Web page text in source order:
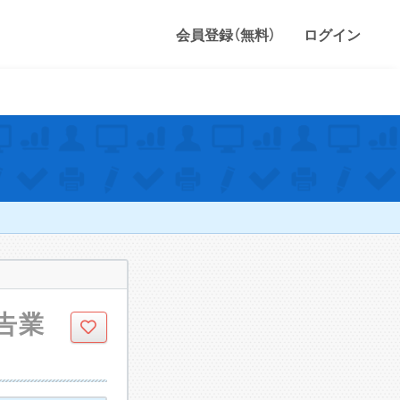
会員登録（無料） ログイン
業